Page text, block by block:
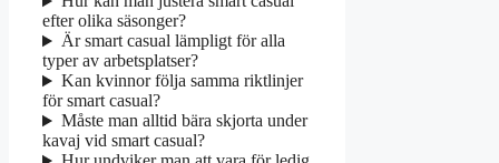
efter olika säsonger?
Är smart casual lämpligt för alla
typer av arbetsplatser?
Kan kvinnor följa samma riktlinjer
för smart casual?
Måste man alltid bära skjorta under
kavaj vid smart casual?